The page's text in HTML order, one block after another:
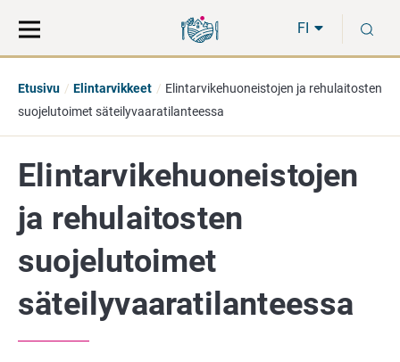
suoraan
sisältöön
koko
sivuston
FI
Etusivu Elintarvikkeet
Elintarvikehuoneistojen ja rehulaitosten
suojelutoimet säteilyvaaratilanteessa
Elintarvikehuoneistojen
ja rehulaitosten
suojelutoimet
säteilyvaaratilanteessa